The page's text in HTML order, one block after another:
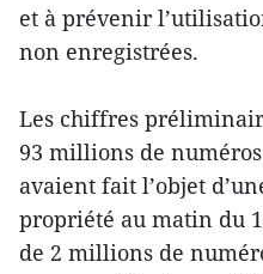
et à prévenir
non enregistrées.
Les chiffres
93 millions de
avaient fait l’objet
propriété au matin du
de 2 millions de